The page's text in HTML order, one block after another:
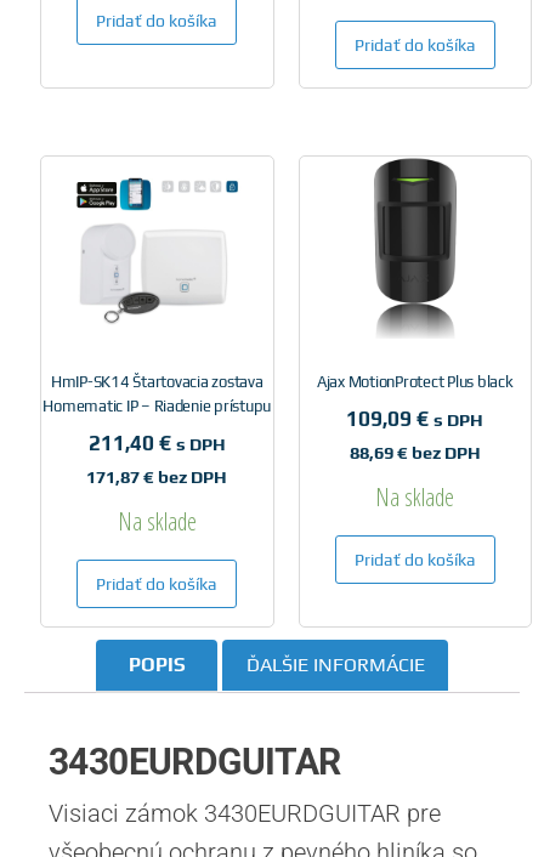
Pridať do košíka
Pridať do košíka
HmIP-SK14 Štartovacia zostava
Homematic IP – Riadenie prístupu
211,40 € s DPH
171,87€ bez DPH
Na sklade
Pridať do košíka
Ajax MotionProtect Plus black
109,09€ s DPH
88,69€bez DPH
Na sklade
Pridať do košíka
POPIS ĎALŠIE INFORMÁCIE
3430EURDGUITAR
Visiaci zámok 3430EURDGUITAR pre